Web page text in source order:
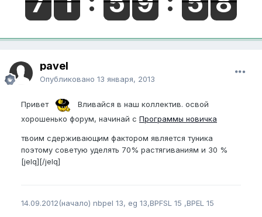
pavel
Опубликовано 13 января, 2013
Привет
Вливайся в наш коллектив. освой
хорошенько форум, начинай с Программы новичка
твоим сдерживающим фактором является туника
поэтому советую уделять 70% растягиваниям и 30 %
[jelq][/jelq]
14.09.2012(начало) nbpel 13, eg 13,BPFSL 15 ,BPEL 15